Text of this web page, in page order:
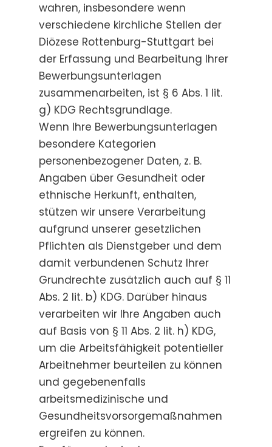
wahren, insbesondere wenn
verschiedene kirchliche Stellen der
Diözese Rottenburg-Stuttgart bei
der Erfassung und Bearbeitung Ihrer
Bewerbungsunterlagen
zusammenarbeiten, ist § 6 Abs. 1 lit.
g) KDG Rechtsgrundlage.
Wenn Ihre Bewerbungsunterlagen
besondere Kategorien
personenbezogener Daten, z. B.
Angaben über Gesundheit oder
ethnische Herkunft, enthalten,
stützen wir unsere Verarbeitung
aufgrund unserer gesetzlichen
Pflichten als Dienstgeber und dem
damit verbundenen Schutz Ihrer
Grundrechte zusätzlich auch auf § 11
Abs. 2 lit. b) KDG. Darüber hinaus
verarbeiten wir Ihre Angaben auch
auf Basis von § 11 Abs. 2 lit. h) KDG,
um die Arbeitsfähigkeit potentieller
Arbeitnehmer beurteilen zu können
und gegebenenfalls
arbeitsmedizinische und
Gesundheitsvorsorgemaßnahmen
ergreifen zu können.